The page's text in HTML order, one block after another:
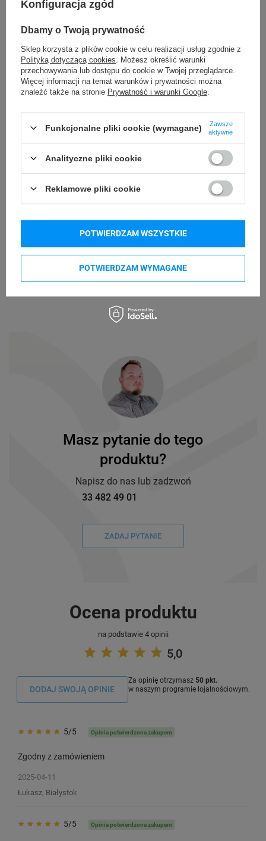
Pliki do pobrania
PPWR
Kupowane razem
Taśma Specmark PT-12WE/XR-12WE
12 mm x 8 m / do drukarek Casio
Masz pytanie do tego
produktu?
Napisz do nas lub zadzwoń
33 482 49 01
ZADAJ PYTANIE
Ocena produktu
na podstawie 4 opinii
5,0
DODAJ SWOJĄ OPINIE
Za opinię otrzymasz 50 pkt.
w naszym programie lojalnościowym.
5/5 Opinia potwierdzona zakupem
Zgodny z zamówieniem
2025-04-11
Łukasz, Białystok
5/5 Opinia potwierdzona zakupem
Konfiguracja zgód
Dbamy o Twoją prywatność
Sklep korzysta z plików cookie w celu realizacji usług zgodnie z
Polityką dotyczącą cookies . Możesz określić warunki
przechowywania lub dostępu do cookie w Twojej przeglądarce.
Więcej informacji na temat warunków i prywatności można
znaleźć także na stronie Prywatność i warunki Google
Funkcjonalne pliki cookie (wymagane)
Zawsze
aktywne
Analityczne pliki cookie
Reklamowe pliki cookie
POTWIERDZAM WYMAGANE
POTWIERDZAM WSZYSTKIE